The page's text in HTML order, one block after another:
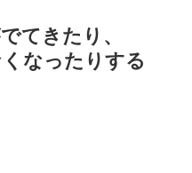
てきたり、
なったりする